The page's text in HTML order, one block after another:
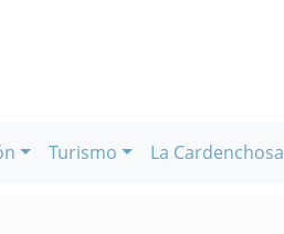
Turismo La Cardenchosa